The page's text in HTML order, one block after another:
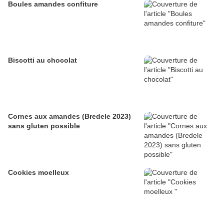
Boules amandes confiture
Biscotti au chocolat
Cornes aux amandes (Bredele 2023)
sans gluten possible
Cookies moelleux